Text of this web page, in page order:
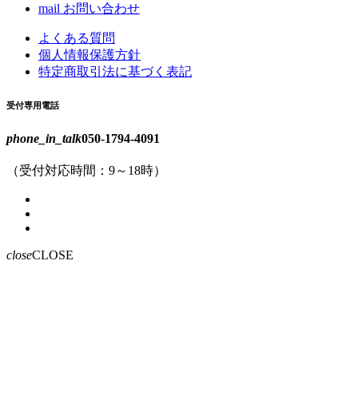
mail お問い合わせ
よくある質問
個人情報保護方針
特定商取引法に基づく表記
受付専用電話
phone_in_talk050-1794-4091
（受付対応時間：9～18時）
closeCLOSE